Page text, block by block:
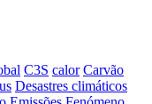
C3S calor Carvão
Desastres climáticos